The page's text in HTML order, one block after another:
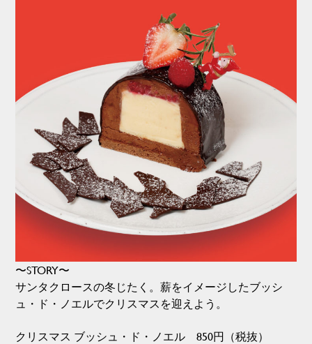
〜STORY〜
サンタクロースの冬じたく。薪をイメージしたブッシ
ュ・ド・ノエルでクリスマスを迎えよう。
クリスマス ブッシュ・ド・ノエル 850円（税抜）